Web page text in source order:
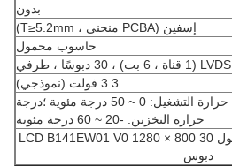
بدون
إسفين (PCBA منحني ، T≥5.2mm)
حاسوب محمول
LVDS (1 قناة ، 6 بت) ، 30 دبوسًا ، طرفي
3.3 فولت (نموذجي)
درجة حرارة التشغيل: 0 ~ 50 درجة مئوية ؛درجة
حرارة التخزين: -20 ~ 60 درجة مئوية
14 بوصة شاشة كمبيوتر محمول LCD B141EW01 V0 1280 × 800 30
دبوس